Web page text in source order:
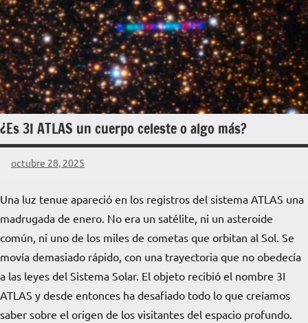
¿Es 3I ATLAS un cuerpo celeste o algo más?
octubre 28, 2025
La
de
La
Pampa
Una luz tenue apareció en los registros del sistema ATLAS una
madrugada de enero. No era un satélite, ni un asteroide
común, ni uno de los miles de cometas que orbitan al Sol. Se
movía demasiado rápido, con una trayectoria que no obedecía
a las leyes del Sistema Solar. El objeto recibió el nombre 3I
ATLAS y desde entonces ha desafiado todo lo que creíamos
saber sobre el origen de los visitantes del espacio profundo.